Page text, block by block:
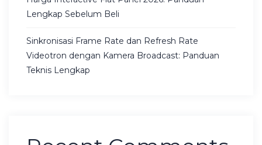
Lengkap Sebelum Beli
Sinkronisasi Frame Rate dan Refresh Rate
Videotron dengan Kamera Broadcast: Panduan
Teknis Lengkap